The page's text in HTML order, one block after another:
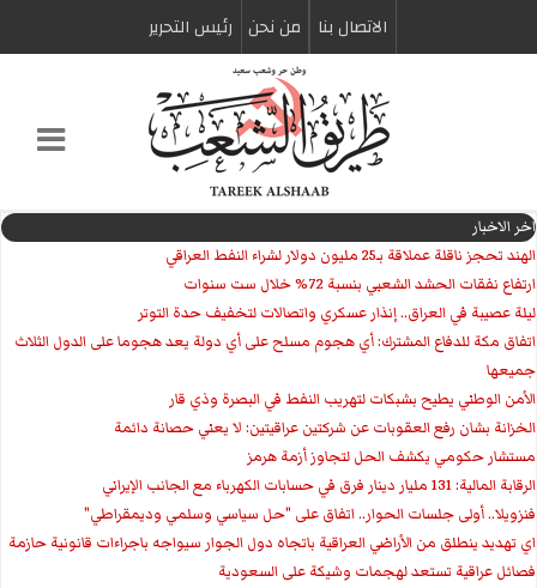
الاتصال بنا من نحن رئیس التحریر
اخر الاخبار
الهند تحجز ناقلة عملاقة بـ25 مليون دولار لشراء النفط العراقي
ارتفاع نفقات الحشد الشعبي بنسبة 72% خلال ست سنوات
ليلة عصيبة في العراق.. إنذار عسكري واتصالات لتخفيف حدة التوتر
‏اتفاق مكة للدفاع المشترك: أي هجوم مسلح على أي دولة يعد هجوما على الدول الثلاث
جميعها
الأمن الوطني يطيح بشبكات لتهريب النفط في البصرة وذي قار
الخزانة بشان رفع العقوبات عن شركتين عراقيتين: لا يعني حصانة دائمة
مستشار حكومي يكشف الحل لتجاوز أزمة هرمز
الرقابة المالية: 131 مليار دينار فرق في حسابات الكهرباء مع الجانب الإيراني
فنزويلا.. أولى جلسات الحوار.. اتفاق على "حل سياسي وسلمي وديمقراطي"
اي تهديد ينطلق من الأراضي العراقية باتجاه دول الجوار سيواجه باجراءات قانونية حازمة
فصائل عراقية تستعد لهجمات وشيكة على السعودية